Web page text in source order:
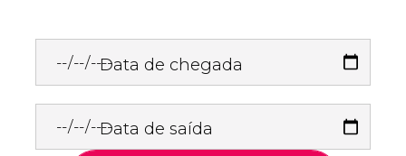
Data de chegada
Data de saída